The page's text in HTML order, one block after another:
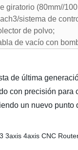
giratorio (80mm//
sistema de
de polvo;
de vacío con
de última
con precisión
un nuevo